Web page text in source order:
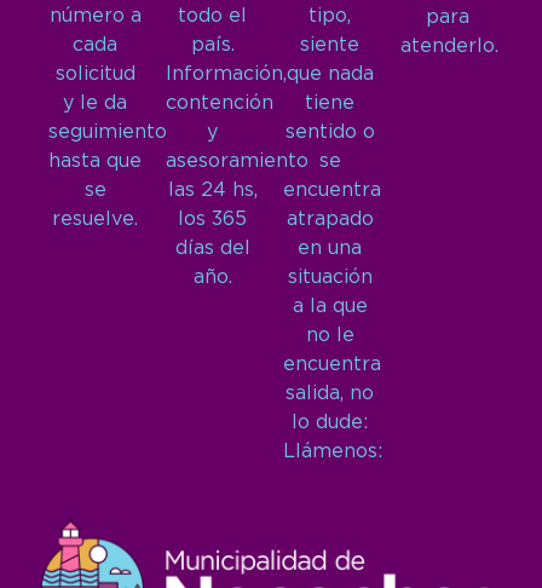
número a
cada
solicitud
y le da
seguimiento
hasta que
se
resuelve.
todo el
país.
Información,
contención
y
asesoramiento
las 24 hs,
los 365
días del
año.
tipo,
siente
que nada
tiene
sentido o
se
encuentra
atrapado
en una
situación
a la que
no le
encuentra
salida, no
lo dude:
Llámenos:
para
atenderlo.